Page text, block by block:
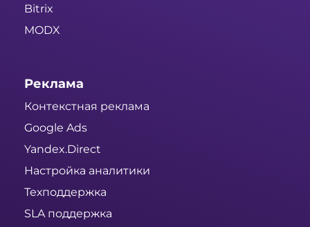
Bitrix
MODX
Реклама
Контекстная реклама
Google Ads
Yandex.Direct
Настройка аналитики
Техподдержка
SLA поддержка